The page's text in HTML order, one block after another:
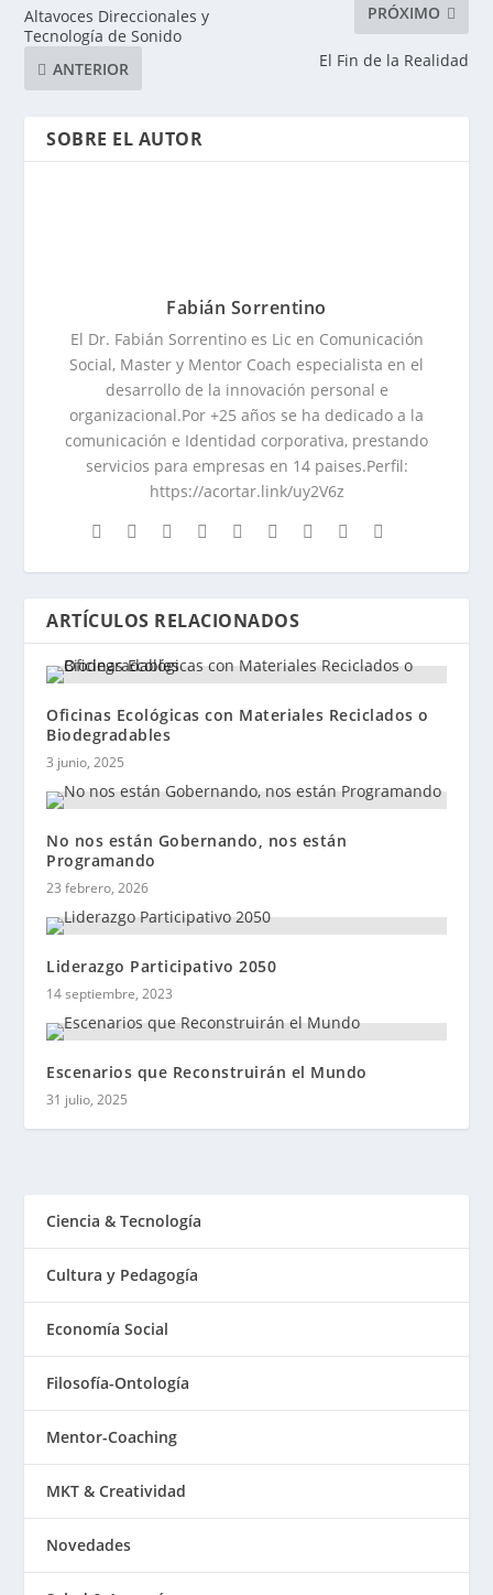
Altavoces Direccionales y
Tecnología de Sonido
ANTERIOR
PRÓXIMO
El Fin de la Realidad
SOBRE EL AUTOR
Fabián Sorrentino
El Dr. Fabián Sorrentino es Lic en Comunicación
Social, Master y Mentor Coach especialista en el
desarrollo de la innovación personal e
organizacional.Por +25 años se ha dedicado a la
comunicación e Identidad corporativa, prestando
servicios para empresas en 14 paises.Perfil:
https://acortar.link/uy2V6z
ARTÍCULOS RELACIONADOS
Oficinas Ecológicas con Materiales Reciclados o
Biodegradables
3 junio, 2025
No nos están Gobernando, nos están
Programando
23 febrero, 2026
Liderazgo Participativo 2050
14 septiembre, 2023
Escenarios que Reconstruirán el Mundo
31 julio, 2025
Ciencia & Tecnología
Cultura y Pedagogía
Economía Social
Filosofía-Ontología
Mentor-Coaching
MKT & Creatividad
Novedades